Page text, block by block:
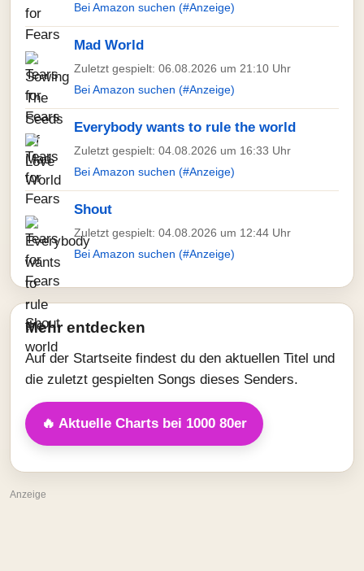
Bei Amazon suchen (#Anzeige)
Mad World
Zuletzt gespielt: 06.08.2026 um 21:10 Uhr
Bei Amazon suchen (#Anzeige)
Everybody wants to rule the world
Zuletzt gespielt: 04.08.2026 um 16:33 Uhr
Bei Amazon suchen (#Anzeige)
Shout
Zuletzt gespielt: 04.08.2026 um 12:44 Uhr
Bei Amazon suchen (#Anzeige)
Mehr entdecken
Auf der Startseite findest du den aktuellen Titel und
die zuletzt gespielten Songs dieses Senders.
🔥 Aktuelle Charts bei 1000 80er
Anzeige